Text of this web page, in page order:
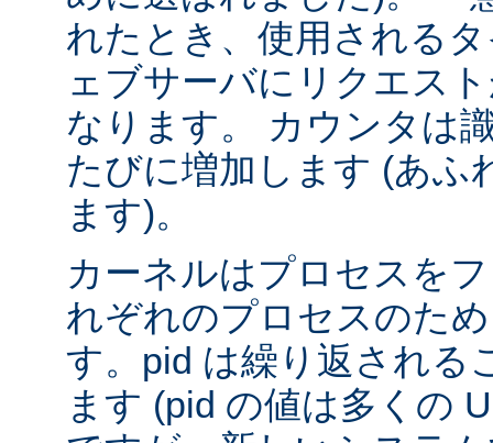
れたとき、使用される
ェブサーバにリクエス
なります。 カウンタは
たびに増加します (あふ
ます)。
カーネルはプロセスを
れぞれのプロセスのた
す。pid は繰り返される
ます (pid の値は多くの